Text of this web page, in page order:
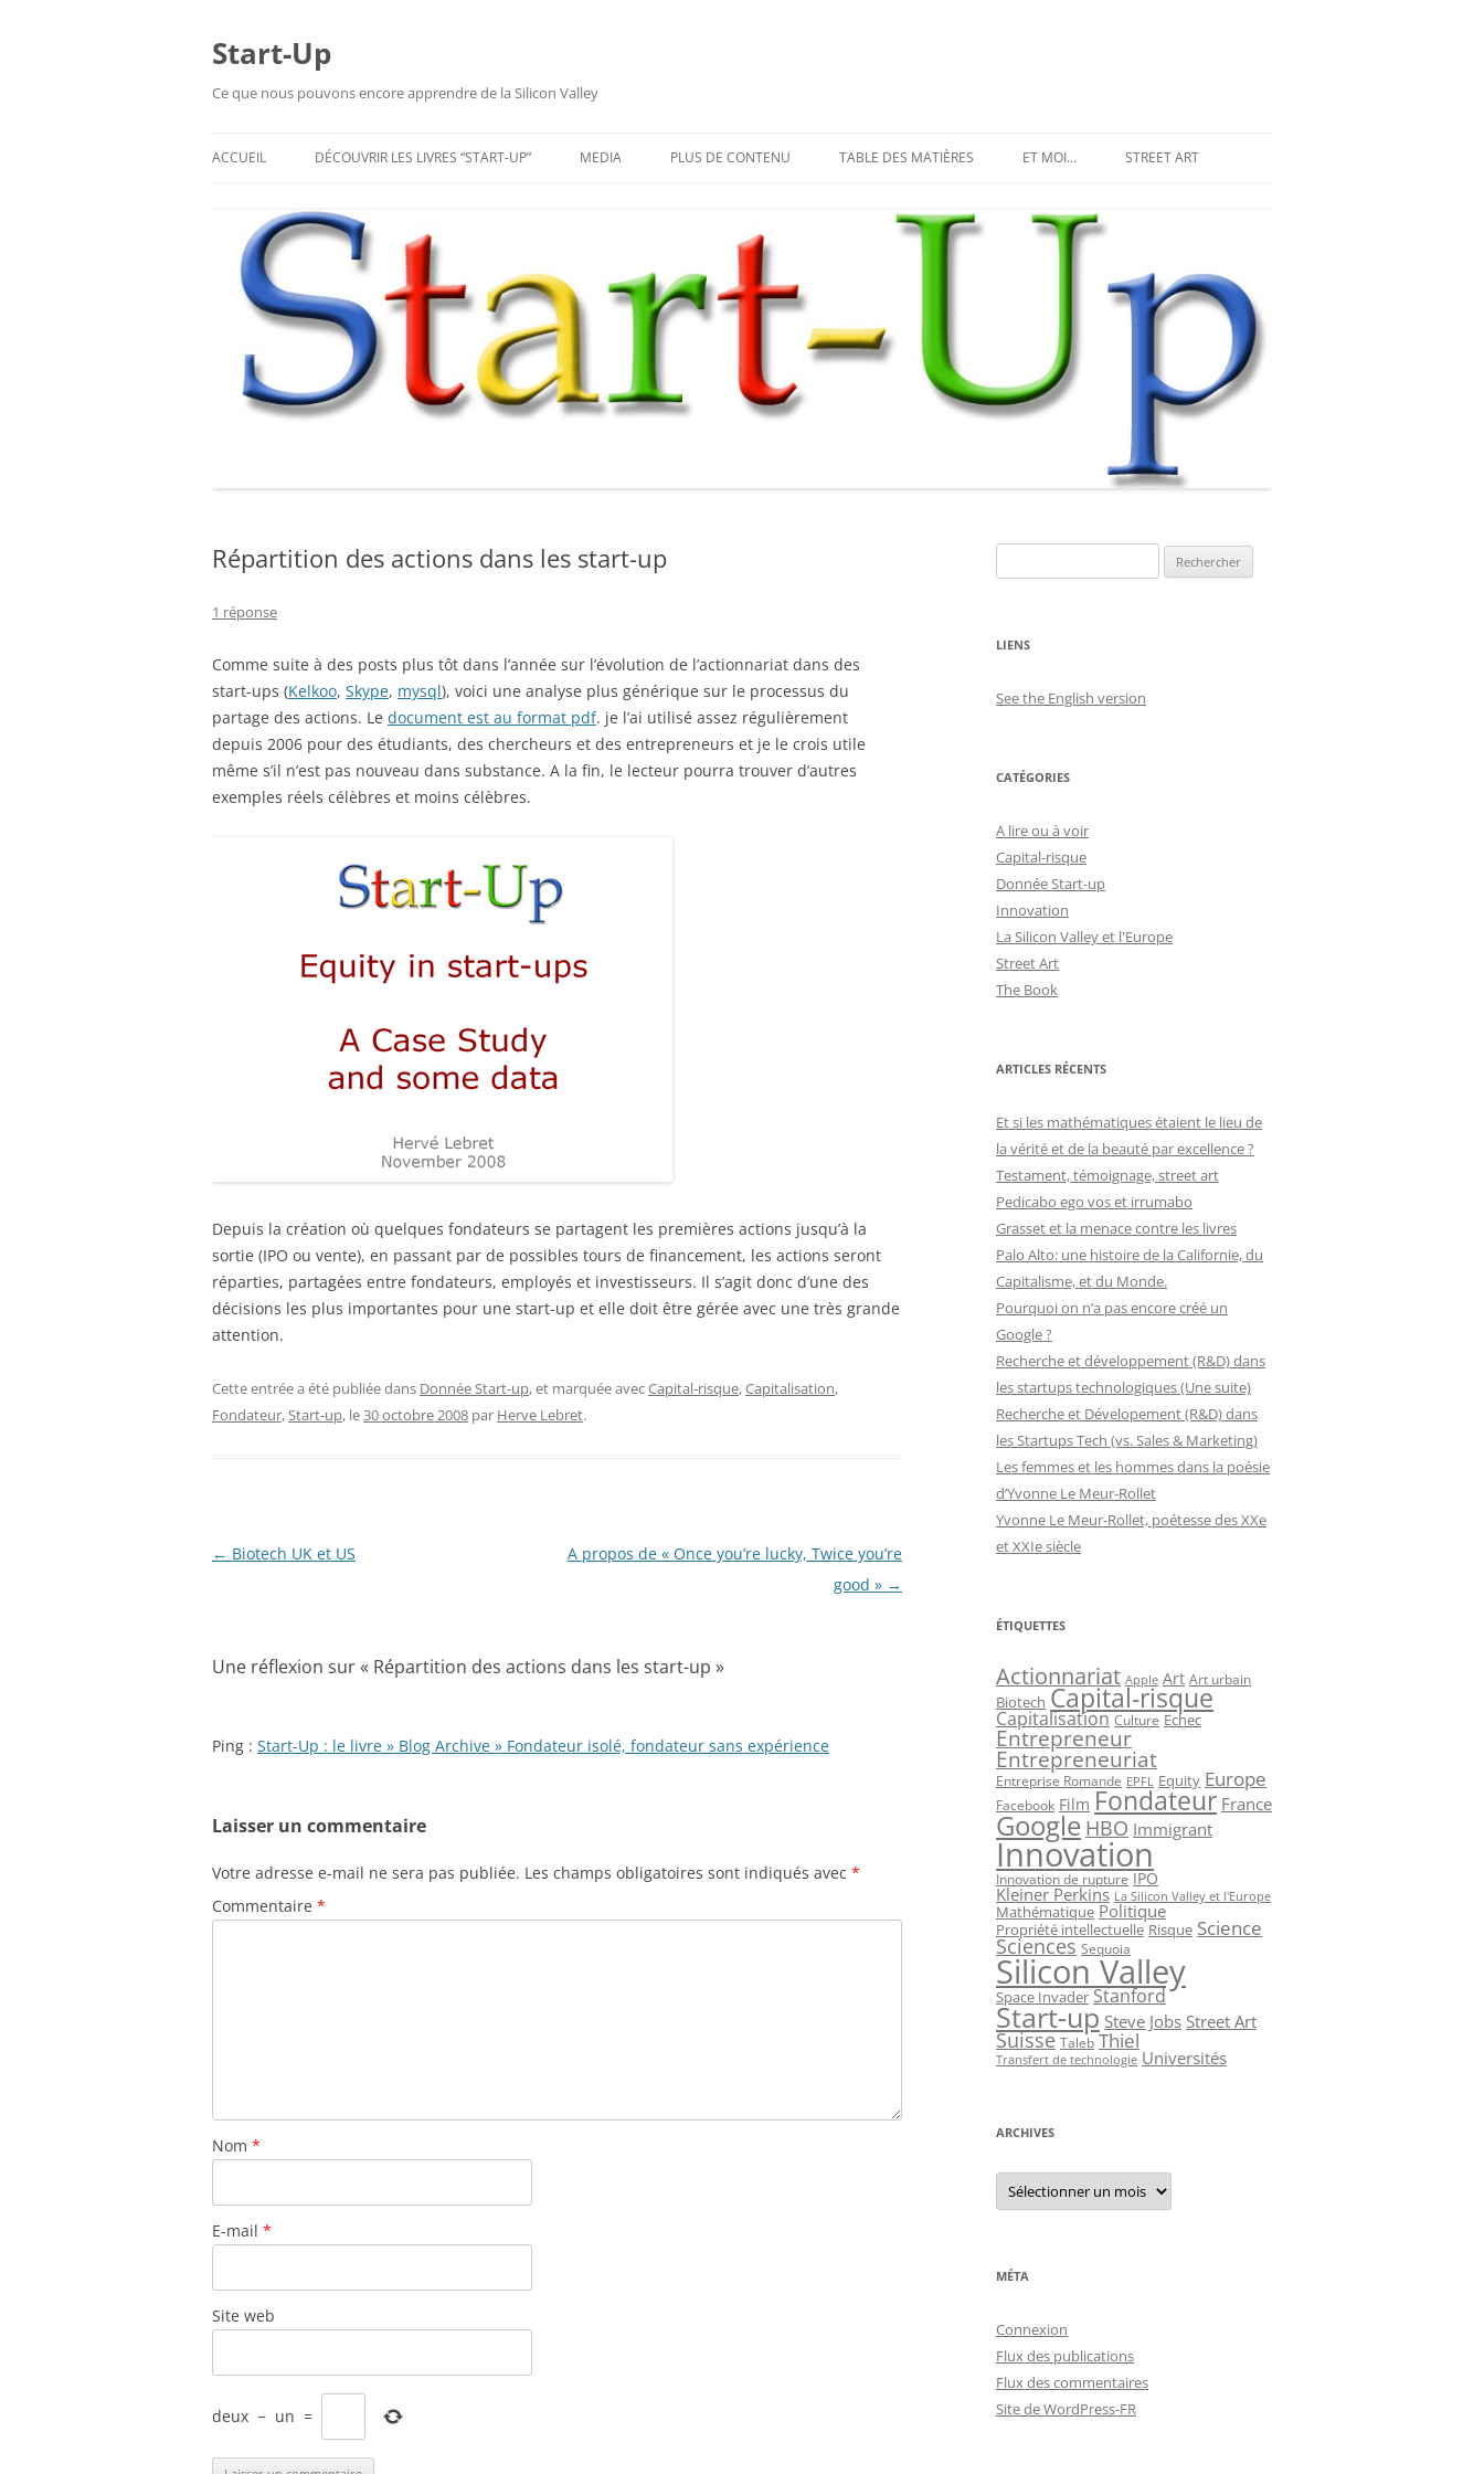
Start-Up
Ce que nous pouvons encore apprendre de la Silicon Valley
ACCUEIL DÉCOUVRIR LES LIVRES “START-UP” MEDIA PLUS DE CONTENU TABLE DES MATIÈRES ET MOI… STREET ART
MR DJOUL ET SES ALIENS
STREET ART À PARIS
PIXEL ART
LAND ART ET STREET ART
Répartition des actions dans les start-up
1 réponse
Comme suite à des posts plus tôt dans l’année sur l’évolution de l’actionnariat dans des
start-ups (Kelkoo, Skype, mysql), voici une analyse plus générique sur le processus du
partage des actions. Le document est au format pdf. je l’ai utilisé assez régulièrement
depuis 2006 pour des étudiants, des chercheurs et des entrepreneurs et je le crois utile
même s’il n’est pas nouveau dans substance. A la fin, le lecteur pourra trouver d’autres
exemples réels célèbres et moins célèbres.
Depuis la création où quelques fondateurs se partagent les premières actions jusqu’à la
sortie (IPO ou vente), en passant par de possibles tours de financement, les actions seront
réparties, partagées entre fondateurs, employés et investisseurs. Il s’agit donc d’une des
décisions les plus importantes pour une start-up et elle doit être gérée avec une très grande
attention.
Cette entrée a été publiée dans Donnée Start-up, et marquée avecCapital-risque,Capitalisation,
Fondateur,Start-up, le30 octobre 2008 par Herve Lebret.
Navigation
← Biotech UK et US
A propos de « Once you’re lucky, Twice you’re
good » →
Une réflexion sur « Répartition des actions dans les start-up »
Ping : Start-Up : le livre » Blog Archive » Fondateur isolé, fondateur sans expérience
Laisser un commentaire
Votre adresse e-mail ne sera pas publiée. Les champs obligatoires sont indiqués avec *
Commentaire *
Nom *
E-mail *
Site web
deux − un =
LIENS
See the English version
CATÉGORIES
A lire ou à voir
Capital-risque
Donnée Start-up
Innovation
La Silicon Valley et l'Europe
Street Art
The Book
ARTICLES RÉCENTS
Et si les mathématiques étaient le lieu de
la vérité et de la beauté par excellence ?
Testament, témoignage, street art
Pedicabo ego vos et irrumabo
Grasset et la menace contre les livres
Palo Alto: une histoire de la Californie, du
Capitalisme, et du Monde.
Pourquoi on n’a pas encore créé un
Google ?
Recherche et développement (R&D) dans
les startups technologiques (Une suite)
Recherche et Dévelopement (R&D) dans
les Startups Tech (vs. Sales & Marketing)
Les femmes et les hommes dans la poésie
d’Yvonne Le Meur-Rollet
Yvonne Le Meur-Rollet, poétesse des XXe
et XXIe siècle
ÉTIQUETTES
Actionnariat Apple Art Art urbain
Biotech Capital-risque
Capitalisation Culture Echec
Entrepreneur
Entrepreneuriat
Entreprise Romande EPFL Equity Europe
Facebook Film Fondateur France
Google HBO Immigrant
Innovation
Innovation de rupture IPO
Kleiner Perkins La Silicon Valley et l'Europe
Mathématique Politique
Propriété intellectuelle Risque Science
Sciences Sequoia
Silicon Valley
Space Invader Stanford
Start-up Steve Jobs Street Art
Suisse Taleb Thiel
Transfert de technologie Universités
ARCHIVES
Archives
MÉTA
Connexion
Flux des publications
Flux des commentaires
Site de WordPress-FR